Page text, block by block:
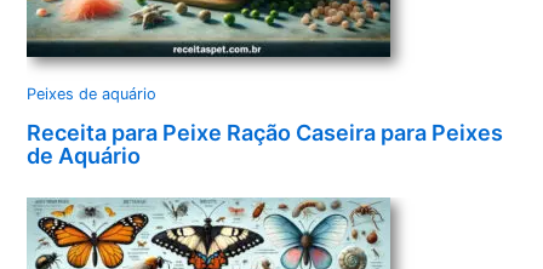
Peixes de aquário
Receita para Peixe Ração Caseira para Peixes
de Aquário